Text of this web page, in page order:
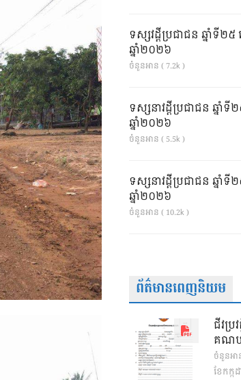
ទស្សវដ្តីប្រជាជន ឆ្នាំទី
ឆ្នាំ២០២៦
ចំនួនអាន ( 7.2k )
ទស្សនាវដ្ដីប្រជាជន ឆ្ន
ឆ្នាំ២០២៦
ចំនួនអាន ( 5.5k )
ទស្សនាវដ្ដីប្រជាជន ឆ្នាំ
ឆ្នាំ២០២៦
ចំនួនអាន ( 10.2k )
ព័ត៌មានពេញនិយម
ជីវប្រ
គណ
ចំនួនអា
ខែ​កក្ក